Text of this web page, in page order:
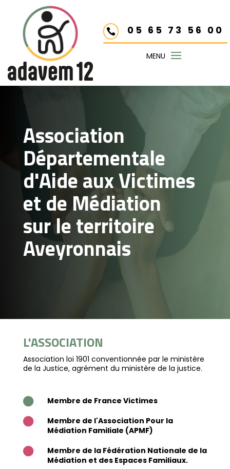
 05 65 73 56 00
Association
Départementale
d'Aide aux Victimes
et de Médiation
sur le territoire
Aveyronnais
L'ASSOCIATION
Association loi 1901 conventionnée par le ministère
de la Justice, agrément du ministère de la justice.
 Membre de France Victimes

Membre de l'Association Pour la
Médiation Familiale (APMF)

Membre de la Fédération Nationale de la
Médiation et des Espaces Familiaux.